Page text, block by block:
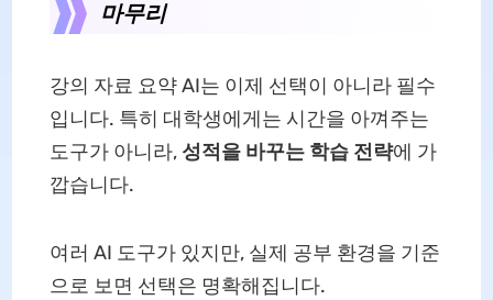
마무리
강의 자료 요약 AI는 이제 선택이 아니라 필수
입니다. 특히 대학생에게는 시간을 아껴주는
도구가 아니라, 성적을 바꾸는 학습 전략에 가
깝습니다.
여러 AI 도구가 있지만, 실제 공부 환경을 기준
으로 보면 선택은 명확해집니다.